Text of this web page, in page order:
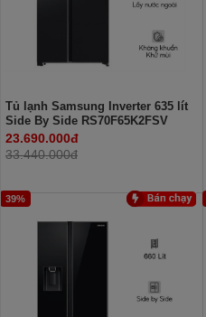
Tủ lạnh Samsung Inverter 635 lít
Side By Side RS70F65K2FSV
23.690.000đ
33.440.000đ
39%